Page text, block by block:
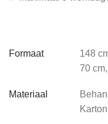
Formaat
148
70
Materiaal
Karton